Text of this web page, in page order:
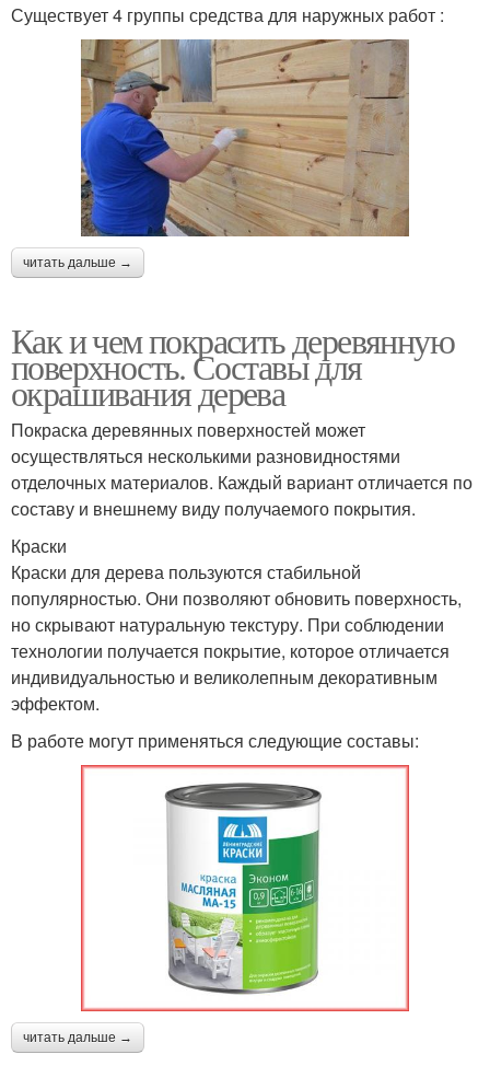
Существует 4 группы средства для наружных работ :
читать дальше →
Как и чем покрасить деревянную
поверхность. Составы для
окрашивания дерева
Покраска деревянных поверхностей может
осуществляться несколькими разновидностями
отделочных материалов. Каждый вариант отличается по
составу и внешнему виду получаемого покрытия.
Краски
Краски для дерева пользуются стабильной
популярностью. Они позволяют обновить поверхность,
но скрывают натуральную текстуру. При соблюдении
технологии получается покрытие, которое отличается
индивидуальностью и великолепным декоративным
эффектом.
В работе могут применяться следующие составы:
читать дальше →